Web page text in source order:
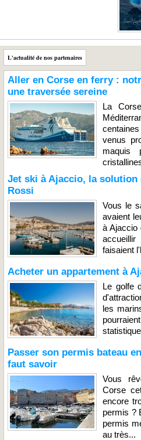
L'actualité de nos partenaires
Aller en Corse en ferry :
une traversée sereine
La
venus
maquis
Jet ski à Ajaccio, la
Rossi
Vous le
avaient
à Ajaccio
faisaient
Acheter un appartement à
Le golfe
les
Passer son permis bateau
faut savoir
Vous
Corse
encore
permis ?
permis
au très...